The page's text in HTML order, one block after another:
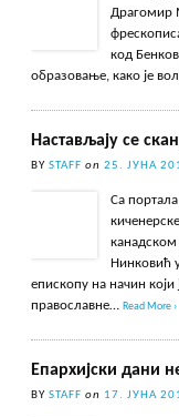
Драгомир
код
образовање, како је
Настављају се
BYSTAFF on 25. ЈУНА
Са
канадском
Нинковић
епископу на начин који
православне…Read More ›
Епархијски дани
BYSTAFF on 17. ЈУНА